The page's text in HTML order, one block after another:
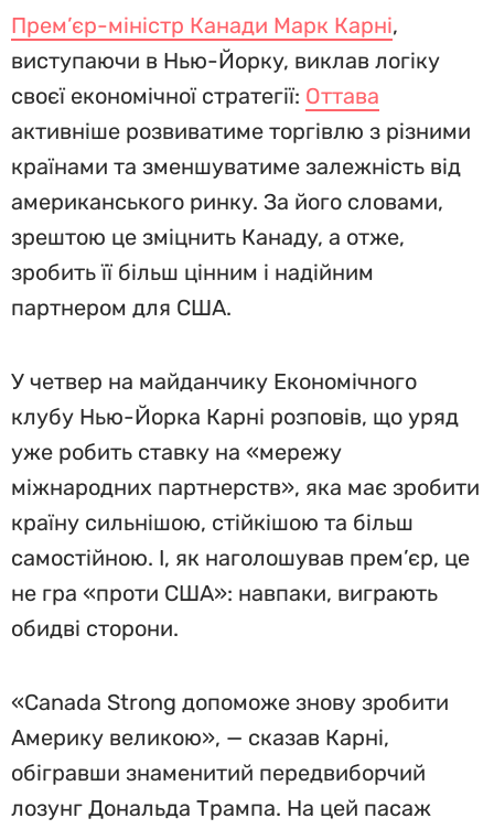
Прем’єр-міністр Канади Марк Карні,
виступаючи в Нью-Йорку, виклав логіку
своєї економічної стратегії: Оттава
активніше розвиватиме торгівлю з різними
країнами та зменшуватиме залежність від
американського ринку. За його словами,
зрештою це зміцнить Канаду, а отже,
зробить її більш цінним і надійним
партнером для США.
У четвер на майданчику Економічного
клубу Нью-Йорка Карні розповів, що уряд
уже робить ставку на «мережу
міжнародних партнерств», яка має зробити
країну сильнішою, стійкішою та більш
самостійною. І, як наголошував прем’єр, це
не гра «проти США»: навпаки, виграють
обидві сторони.
«Canada Strong допоможе знову зробити
Америку великою», — сказав Карні,
обігравши знаменитий передвиборчий
лозунг Дональда Трампа. На цей пасаж